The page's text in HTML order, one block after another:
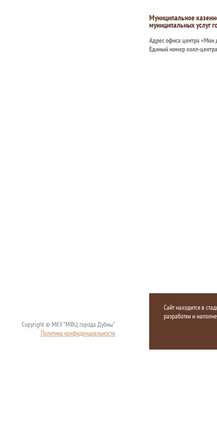
Муниципальное
муниципальных услуг
Адрес офиса центра «Мои
Единый номер колл-
Copyright © МКУ "МФЦ города Дубны"
Политика конфиденциальности
Сайт находится в
разработки и